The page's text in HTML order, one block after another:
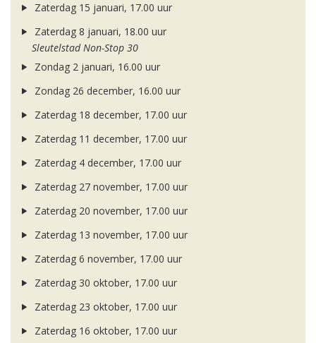
Zaterdag 15 januari, 17.00 uur
Zaterdag 8 januari, 18.00 uur
Sleutelstad Non-Stop 30
Zondag 2 januari, 16.00 uur
Zondag 26 december, 16.00 uur
Zaterdag 18 december, 17.00 uur
Zaterdag 11 december, 17.00 uur
Zaterdag 4 december, 17.00 uur
Zaterdag 27 november, 17.00 uur
Zaterdag 20 november, 17.00 uur
Zaterdag 13 november, 17.00 uur
Zaterdag 6 november, 17.00 uur
Zaterdag 30 oktober, 17.00 uur
Zaterdag 23 oktober, 17.00 uur
Zaterdag 16 oktober, 17.00 uur